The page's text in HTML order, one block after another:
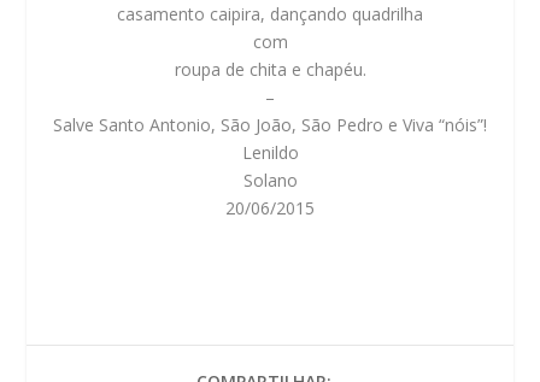
casamento caipira, dançando quadrilha
com
roupa de chita e chapéu.
–
Salve Santo Antonio, São João, São Pedro e Viva “nóis”!
Lenildo
Solano
20/06/2015